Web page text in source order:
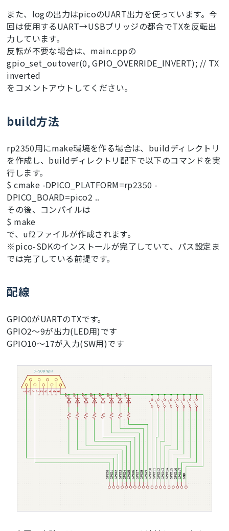
また、logの出力はpicoのUART出力を使っています。今
回は使用するUART→USBブリッジの都合でTXを反転出
力しています。
反転が不要な場合は、main.cppの
gpio_set_outover(0, GPIO_OVERRIDE_INVERT); // TX
inverted
をコメントアウトしてください。
build方法
rp2350用にmake環境を作る場合は、buildディレクトリ
を作成し、buildディレクトリ配下で以下のコマンドを実
行します。
$ cmake -DPICO_PLATFORM=rp2350 -
DPICO_BOARD=pico2 ..
その後、コンパイルは
$ make
で、uf2ファイルが作成されます。
※pico-SDKのインストールが完了していて、パス設定ま
では完了している前提です。
配線
GPIO0がUARTのTXです。
GPIO2～9が出力(LED用)です
GPIO10～17が入力(SW用)です